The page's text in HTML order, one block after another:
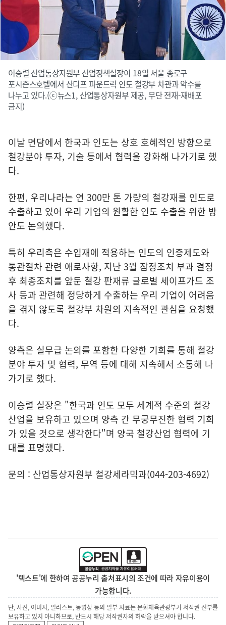
이승렬 산업통상자원부 산업정책실장이 18일 서울 종로구
포시즌스호텔에서 산디프 파운드릭 인도 철강부 차관과 악수를
나누고 있다.(ⓒ뉴스1, 산업통상자원부 제공, 무단 전재-재배포
금지)
이날 면담에서 한국과 인도는 상호 호혜적인 방향으로
철강분야 투자, 기술 등에서 협력을 강화해 나가기로 했
다.
한편, 우리나라는 연 300만 톤 가량의 철강재를 인도로
수출하고 있어 우리 기업의 원활한 인도 수출을 위한 방
안도 논의했다.
특히 우리측은 수입재에 적용하는 인도의 인증제도와
통관절차 관련 애로사항, 지난 3월 잠정조치 부과 결정
후 최종조치를 앞둔 철강 판재류 글로벌 세이프가드 조
사 등과 관련해 정당하게 수출하는 우리 기업이 어려움
을 겪지 않도록 철강부 차원의 지속적인 관심을 요청했
다.
양측은 실무급 논의를 포함한 다양한 기회를 통해 철강
분야 투자 및 협력, 무역 등에 대해 지속해서 소통해 나
가기로 했다.
이승렬 실장은 "한국과 인도 모두 세계적 수준의 철강
산업을 보유하고 있으며 양측 간 무궁무진한 협력 기회
가 있을 것으로 생각한다"며 양국 철강산업 협력에 기
대를 표명했다.
문의 : 산업통상자원부 철강세라믹과(044-203-4692)
'텍스트'에 한하여 공공누리 출처표시의 조건에 따라 자유이용이
가능합니다.
단, 사진, 이미지, 일러스트, 동영상 등의 일부 자료는 문화체육관광부가 저작권 전부를
보유하고 있지 아니하므로, 반드시 해당 저작권자의 허락을 받으셔야 합니다.